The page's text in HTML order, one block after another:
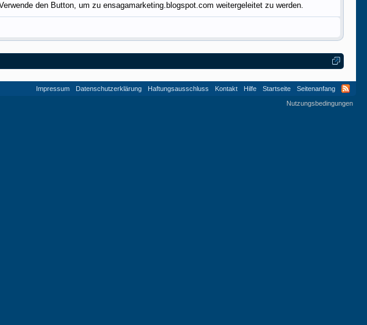
den Button, um zu ensagamarketing.blogspot.com weitergeleitet zu werden.
Impressum Datenschutzerklärung Haftungsausschluss Kontakt Hilfe Startseite
Seitenanfang
Nutzungsbedingungen